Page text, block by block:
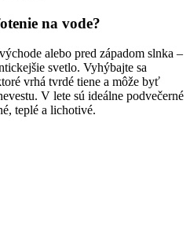
na vode?
alebo pred západom slnka –
svetlo. Vyhýbajte sa
vrhá tvrdé tiene a môže byť
V lete sú ideálne podvečerné
teplé a lichotivé.